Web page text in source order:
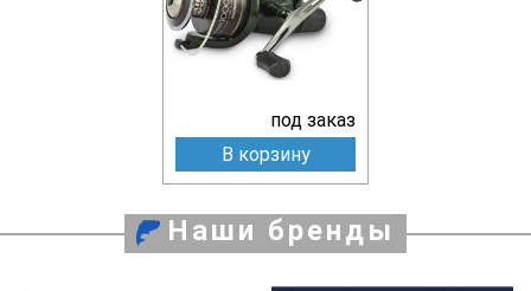
под заказ
В корзину
Наши бренды